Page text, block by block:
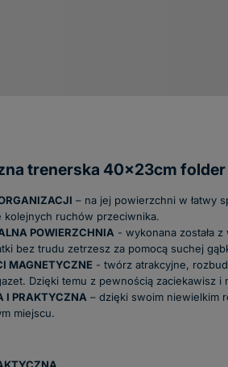
trenerska 40x23cm
– na jej powierzchni w łatwy
kolejnych ruchów przeciwnika.
POWIERZCHNIA - wykonana została
bez trudu zetrzesz za pomocą suchej
MAGNETYCZNE - twórz atrakcyjne,
Dzięki temu z pewnością zaciekawisz i
I PRAKTYCZNA – dzięki swoim niewielkim
miejscu.